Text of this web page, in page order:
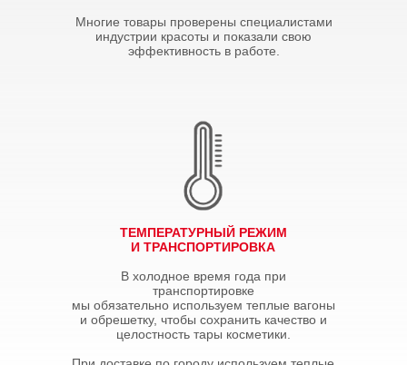
Многие товары проверены специалистами
индустрии красоты и показали свою
эффективность в работе.
ТЕМПЕРАТУРНЫЙ РЕЖИМ
И ТРАНСПОРТИРОВКА
В холодное время года при
транспортировке
мы обязательно используем теплые вагоны
и обрешетку, чтобы сохранить качество и
целостность тары косметики.